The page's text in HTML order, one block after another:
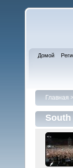
Домой
Главная
South